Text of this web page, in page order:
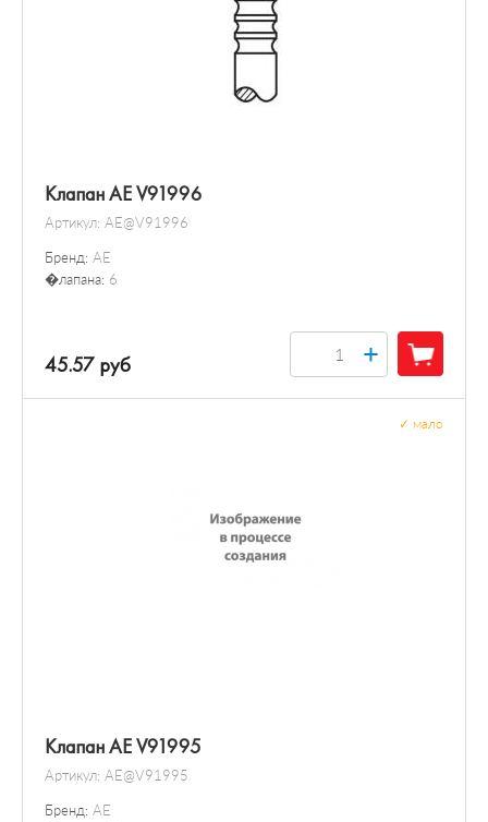
Клапан AE V91996
Артикул: AE@V91996
Бренд: AE
�лапана: 6
45.57 руб +
Клапан AE V91995
Артикул: AE@V91995
Бренд: AE
мало